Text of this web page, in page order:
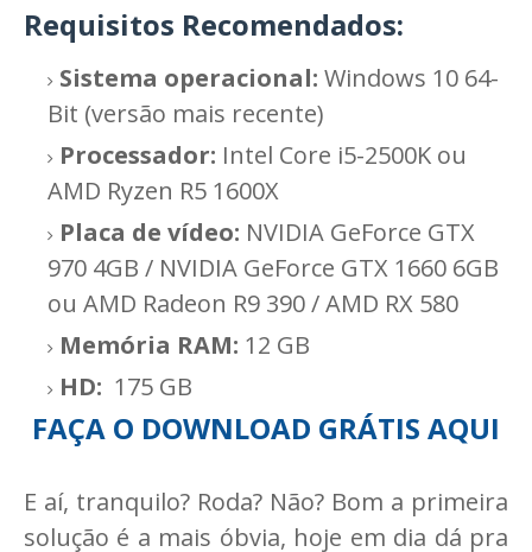
Requisitos Recomendados:
Sistema operacional: Windows 10 64-
Bit (versão mais recente)
Processador: Intel Core i5-2500K ou
AMD Ryzen R5 1600X
Placa de vídeo: NVIDIA GeForce GTX
970 4GB / NVIDIA GeForce GTX 1660 6GB
ou AMD Radeon R9 390 / AMD RX 580
Memória RAM: 12 GB
HD: 175 GB
FAÇA O DOWNLOAD GRÁTIS AQUI
E aí, tranquilo? Roda? Não? Bom a primeira
solução é a mais óbvia, hoje em dia dá pra